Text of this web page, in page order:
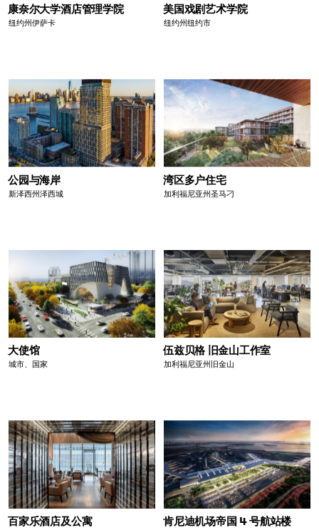
康奈尔大学酒店管理学院
纽约州伊萨卡
美国戏剧艺术学院
纽约州纽约市
公园与海岸
新泽西州泽西城
湾区多户住宅
加利福尼亚州圣马刁
大使馆
城市、国家
伍兹贝格 旧金山工作室
加利福尼亚州旧金山
百家乐酒店及公寓 肯尼迪机场帝国 4 号航站楼